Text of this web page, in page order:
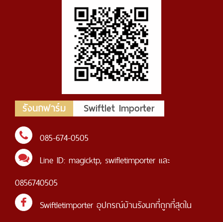
รังนกฟาร์ม Swiftlet Importer
085-674-0505
Line ID: magicktp, swifletimporter และ
0856740505
Swiftletimporter อุปกรณ์บ้านรังนกที่ถูกที่สุดใน